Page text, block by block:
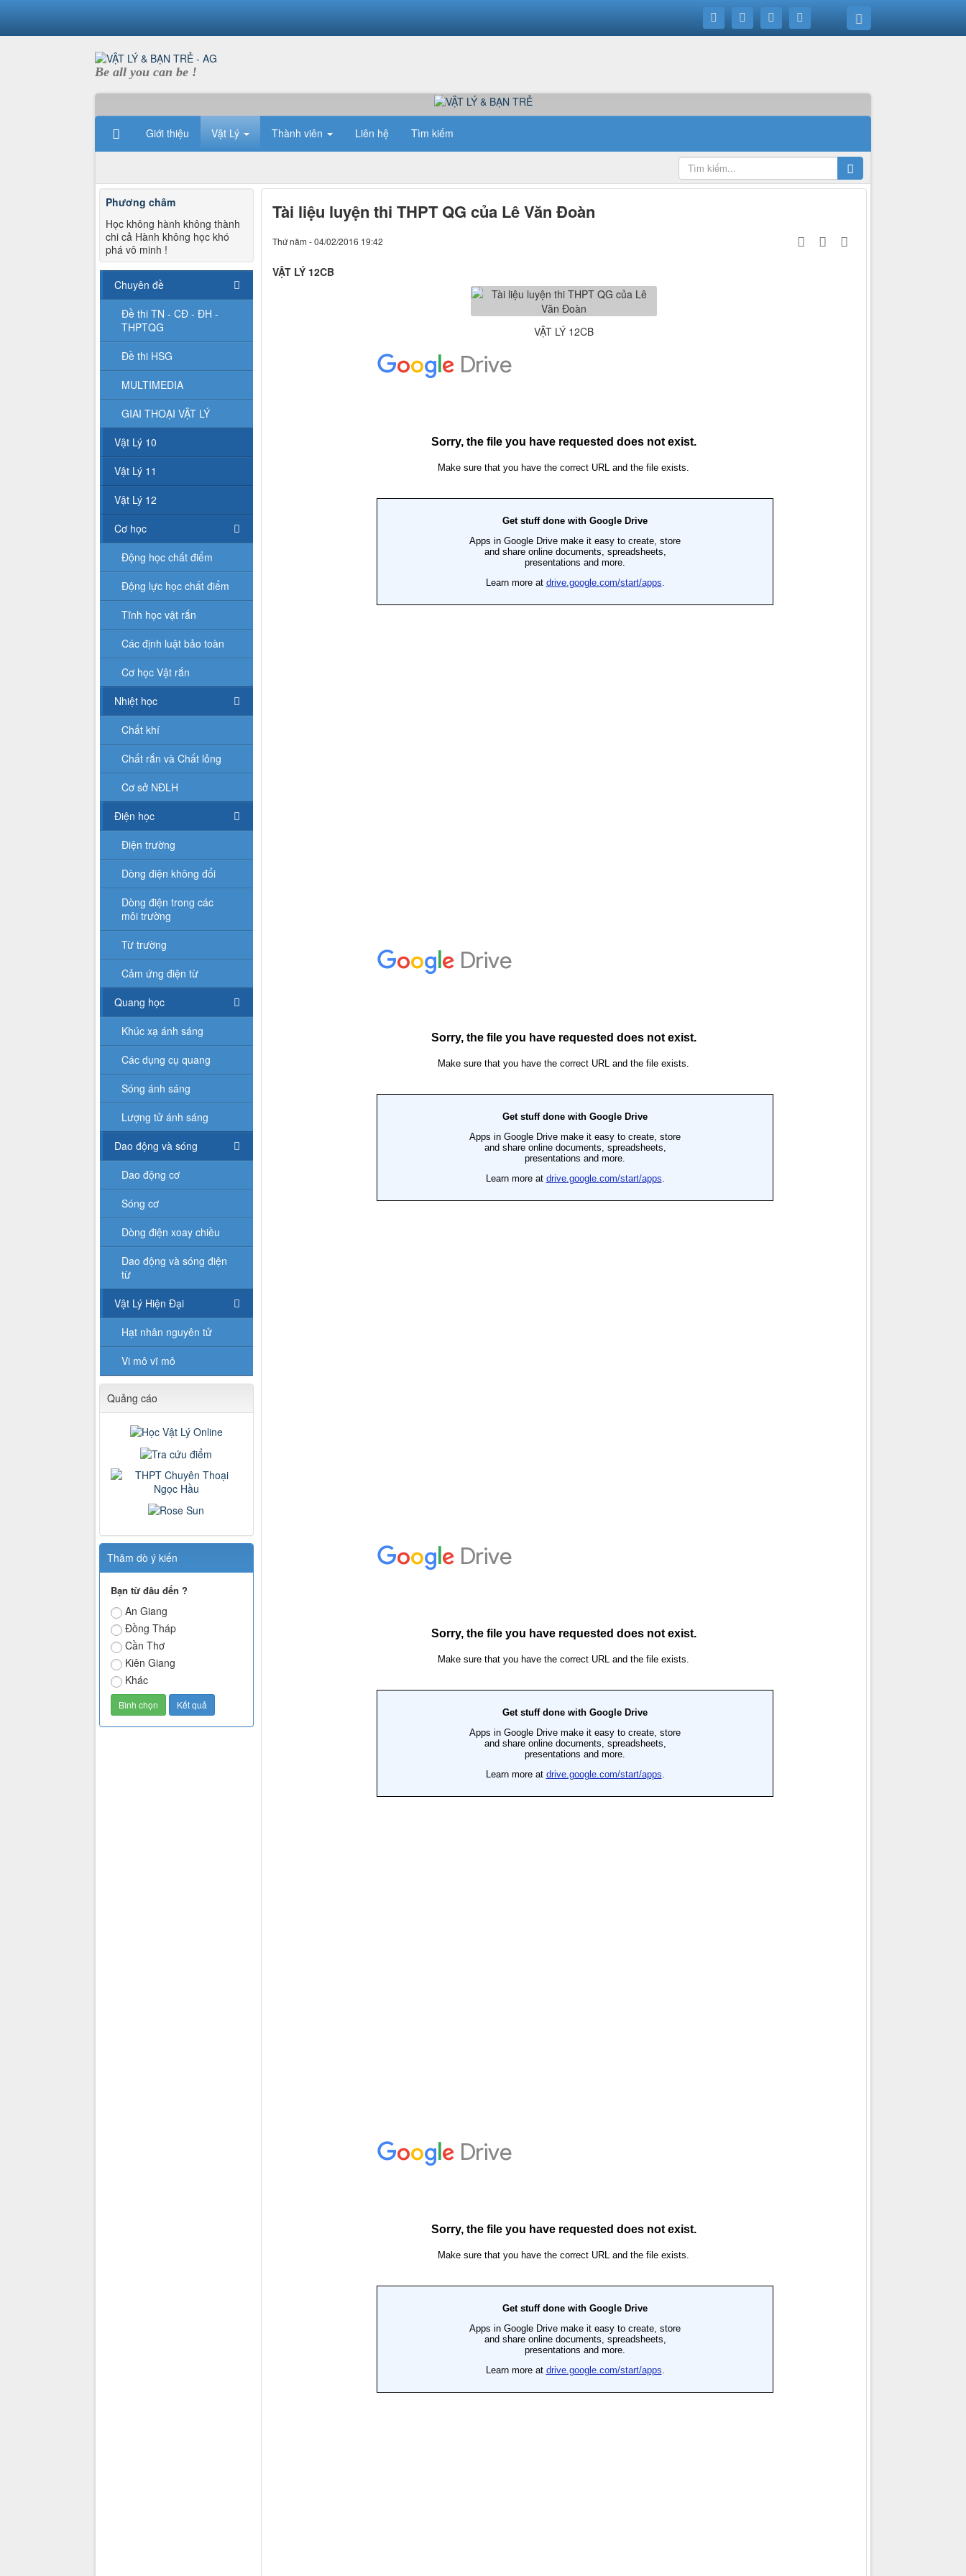
Be all you can be !
Giới thiệu Vật Lý Thành viên Liên hệ Tìm kiếm
Tài liệu luyện thi THPT QG của Lê Văn Đoàn
Thứ năm - 04/02/2016 19:42
VẬT LÝ 12CB
VẬT LÝ 12CB
Phương châm
Học không hành không thành
chi cả Hành không học khó
phá vô minh !
Chuyên đề
Đề thi TN - CĐ - ĐH -
THPTQG
Đề thi HSG
MULTIMEDIA
GIAI THOẠI VẬT LÝ
Vật Lý 10
Vật Lý 11
Vật Lý 12
Cơ học
Động học chất điểm
Động lực học chất điểm
Tĩnh học vật rắn
Các định luật bảo toàn
Cơ học Vật rắn
Nhiệt học
Chất khí
Chất rắn và Chất lỏng
Cơ sở NĐLH
Điện học
Điện trường
Dòng điện không đổi
Dòng điện trong các
môi trường
Từ trường
Cảm ứng điện từ
Quang học
Khúc xạ ánh sáng
Các dụng cụ quang
Sóng ánh sáng
Lượng tử ánh sáng
Dao động và sóng
Dao động cơ
Sóng cơ
Dòng điện xoay chiều
Dao động và sóng điện
từ
Vật Lý Hiện Đại
Hạt nhân nguyên tử
Vi mô vĩ mô
Quảng cáo
Thăm dò ý kiến
Bạn từ đâu đến ?
An Giang
Đồng Tháp
Cần Thơ
Kiên Giang
Khác